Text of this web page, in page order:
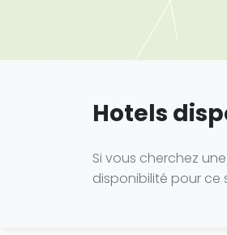
Hotels
Si vous cherchez
disponibilité pour ce